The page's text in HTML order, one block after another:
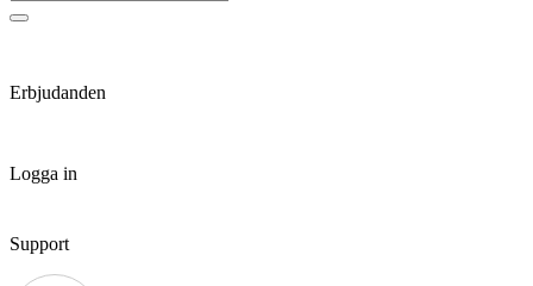
Erbjudanden
Logga in
Support